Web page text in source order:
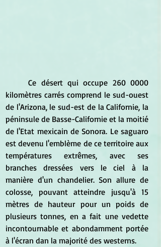
	Ce désert qui occupe 260 0000
kilomètres carrés comprend le sud-ouest
de l'Arizona, le sud-est de la Californie, la
péninsule de Basse-Californie et la moitié
de l'Etat mexicain de Sonora. Le saguaro
est devenu l'emblème de ce territoire aux
températures extrêmes, avec ses
branches dressées vers le ciel à la
manière d'un chandelier. Son allure de
colosse, pouvant atteindre jusqu'à 15
mètres de hauteur pour un poids de
plusieurs tonnes, en a fait une vedette
incontournable et abondamment portée
à l'écran dan la majorité des westerns.